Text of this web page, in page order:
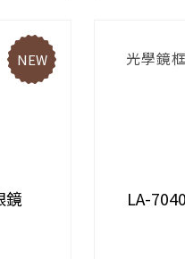
NEW
鏡
光學鏡框
LA-